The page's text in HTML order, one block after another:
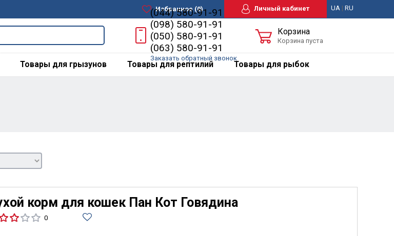
Избранное(0) Личный кабинет UA| RU
(044) 580-91-91
(098) 580-91-91
(050) 580-91-91
(063) 580-91-91
Заказать обратный звонок
Корзина
Корзина пуста
Товары для грызунов Товары для рептилий Товары для рыбок
корм для кошек Пан Кот Говядина
0